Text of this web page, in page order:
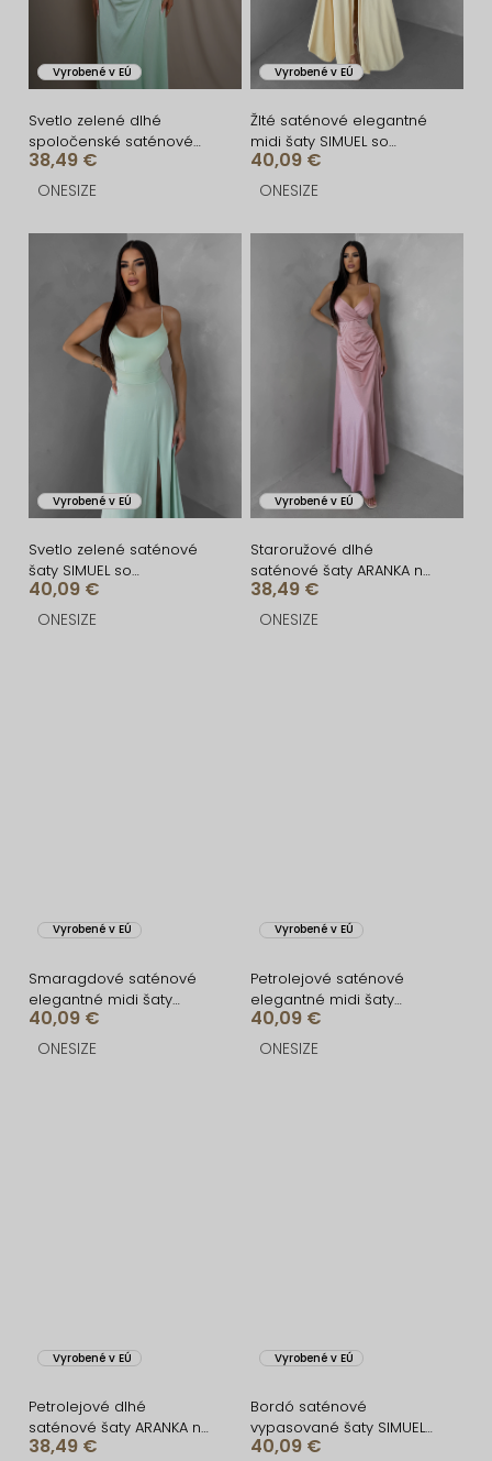
u
k
t
o
v
o
d
u
k
o
Vyrobené v EÚ
Svetlo zelené dlhé
spoločenské saténové
šaty ARANKA na ramienka
38,49 €
ONESIZE
Vyrobené v EÚ
Žlté saténové elegantné
midi šaty SIMUEL so
šnurovaním
40,09 €
ONESIZE
Vyrobené v EÚ
Svetlo zelené saténové
šaty SIMUEL so
šnurovaním
40,09 €
ONESIZE
Vyrobené v EÚ
Staroružové dlhé
saténové šaty ARANKA na
ramienka
38,49 €
ONESIZE
Vyrobené v EÚ
Smaragdové saténové
elegantné midi šaty
SIMUEL so šnurovaním
40,09 €
ONESIZE
Vyrobené v EÚ
Petrolejové saténové
elegantné midi šaty
SIMUEL so šnurovaním
40,09 €
ONESIZE
Vyrobené v EÚ
Petrolejové dlhé
saténové šaty ARANKA na
ramienka
38,49 €
Vyrobené v EÚ
Bordó saténové
vypasované šaty SIMUEL
so šnurovaním
40,09 €